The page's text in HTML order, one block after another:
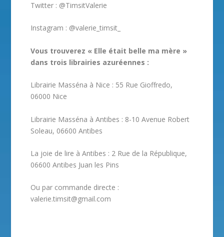
Twitter : @TimsitValerie
Instagram : @valerie_timsit_
Vous trouverez « Elle était belle ma mère »
dans trois librairies azuréennes :
Librairie Masséna à Nice : 55 Rue Gioffredo,
06000 Nice
Librairie Masséna à Antibes : 8-10 Avenue Robert
Soleau, 06600 Antibes
La joie de lire à Antibes : 2 Rue de la République,
06600 Antibes Juan les Pins
Ou par commande directe :
valerie.timsit@gmail.com